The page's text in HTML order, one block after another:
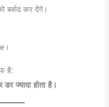
कर देंगे।
है:
ज्यादा होता है।